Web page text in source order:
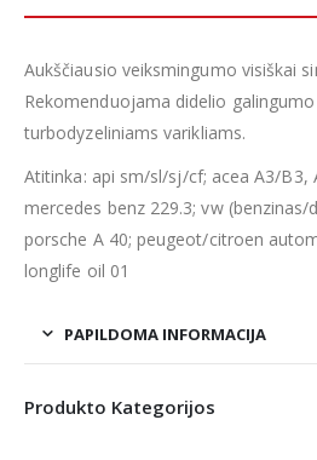
Aukščiausio veiksmingumo visiškai
Rekomenduojama didelio
turbodyzeliniams varikliams.
Atitinka: api sm/sl/sj/cf; acea A3/B3,
mercedes benz 229.3; vw (benzinas/
porsche A 40; peugeot/citroen
longlife oil 01
PAPILDOMA INFORMACIJA
Produkto Kategorijos